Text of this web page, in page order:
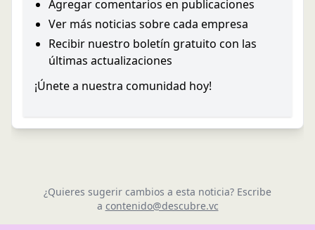
Agregar comentarios en publicaciones
Ver más noticias sobre cada empresa
Recibir nuestro boletín gratuito con las
últimas actualizaciones
¡Únete a nuestra comunidad hoy!
¿Quieres sugerir cambios a esta noticia? Escribe
a contenido@descubre.vc